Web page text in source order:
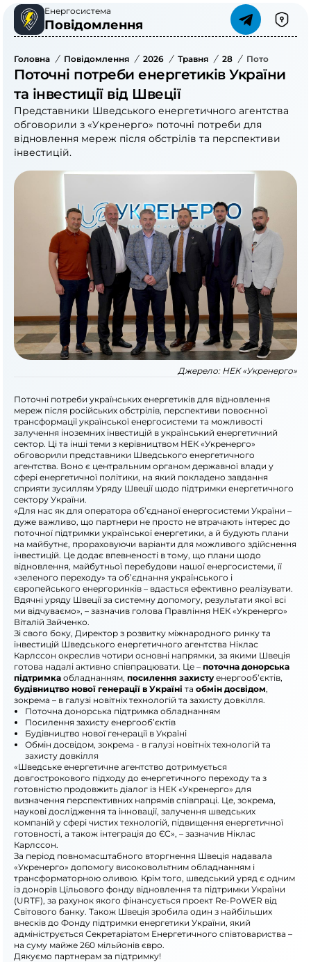
Енергосистема
Повідомлення
Головна / Повідомлення / 2026 / Травня / 28 / Поточні
Поточні потреби енергетиків України
та інвестиції від Швеції
Представники Шведського енергетичного агентства
обговорили з «Укренерго» поточні потреби для
відновлення мереж після обстрілів та перспективи
інвестицій.
Джерело: НЕК «Укренерго»
Поточні потреби українських енергетиків для відновлення
мереж після російських обстрілів, перспективи повоєнної
трансформації української енергосистеми та можливості
залучення іноземних інвестицій в український енергетичний
сектор. Ці та інші теми з керівництвом НЕК «Укренерго»
обговорили представники Шведського енергетичного
агентства. Воно є центральним органом державної влади у
сфері енергетичної політики, на який покладено завдання
сприяти зусиллям Уряду Швеції щодо підтримки енергетичного
сектору України.
«Для нас як для оператора об’єднаної енергосистеми України –
дуже важливо, що партнери не просто не втрачають інтерес до
поточної підтримки української енергетики, а й будують плани
на майбутнє, прораховуючи варіанти для можливого здійснення
інвестицій. Це додає впевненості в тому, що плани щодо
відновлення, майбутньої перебудови нашої енергосистеми, її
«зеленого переходу» та об’єднання українського і
європейського енергоринків – вдасться ефективно реалізувати.
Вдячні уряду Швеції за системну допомогу, результати якої всі
ми відчуваємо», – зазначив голова Правління НЕК «Укренерго»
Віталій Зайченко.
Зі свого боку, Директор з розвитку міжнародного ринку та
інвестицій Шведського енергетичного агентства Ніклас
Карлссон окреслив чотири основні напрямки, за якими Швеція
готова надалі активно співпрацювати. Це – поточна донорська
підтримка обладнанням, посилення захистуенергооб’єктів,
будівництво нової генерації в Україні та обмін досвідом,
зокрема – в галузі новітніх технологій та захисту довкілля.
Поточна донорська підтримка обладнанням
Посилення захисту енергооб’єктів
Будівництво нової генерації в Україні
Обмін досвідом, зокрема - в галузі новітніх технологій та
захисту довкілля
«Шведське енергетичне агентство дотримується
довгострокового підходу до енергетичного переходу та з
готовністю продовжить діалог із НЕК «Укренерго» для
визначення перспективних напрямів співпраці. Це, зокрема,
наукові дослідження та інновації, залучення шведських
компаній у сфері чистих технологій, підвищення енергетичної
готовності, а також інтеграція до ЄС», – зазначив Ніклас
Карлссон.
За період повномасштабного вторгнення Швеція надавала
«Укренерго» допомогу високовольтним обладнанням і
трансформаторною оливою. Крім того, шведський уряд є одним
із донорів Цільового фонду відновлення та підтримки України
(URTF), за рахунок якого фінансується проект Re-PoWER від
Світового банку. Також Швеція зробила один з найбільших
внесків до Фонду підтримки енергетики України, який
адмініструється Секретаріатом Енергетичного співтовариства –
на суму майже 260 мільйонів євро.
Дякуємо партнерам за підтримку!